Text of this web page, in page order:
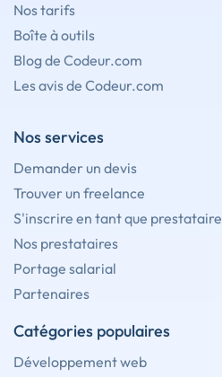
Nos tarifs
Boîte à outils
Blog de Codeur.com
Les avis de Codeur.com
Nos services
Demander un devis
Trouver un freelance
S'inscrire en tant que prestataire
Nos prestataires
Portage salarial
Partenaires
Catégories populaires
Développement web